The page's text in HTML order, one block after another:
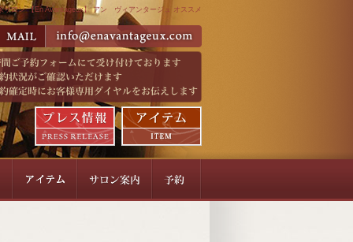
サロン 【En Avantageux】 アン ヴィアンタージュ オススメ